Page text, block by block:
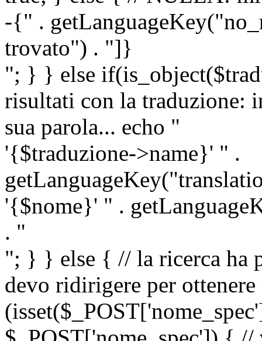
-{" .
trovato") . "]}
"; } } else
risultati con la traduzione:
sua parola... echo "
'{$traduzione->name}' " .
'{$nome}' " .
. "
"; } } else { // la ricerca ha
devo ridirigere per